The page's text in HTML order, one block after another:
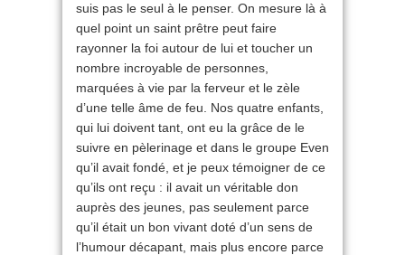
suis pas le seul à le penser. On mesure là à
quel point un saint prêtre peut faire
rayonner la foi autour de lui et toucher un
nombre incroyable de personnes,
marquées à vie par la ferveur et le zèle
d’une telle âme de feu. Nos quatre enfants,
qui lui doivent tant, ont eu la grâce de le
suivre en pèlerinage et dans le groupe Even
qu’il avait fondé, et je peux témoigner de ce
qu’ils ont reçu : il avait un véritable don
auprès des jeunes, pas seulement parce
qu’il était un bon vivant doté d’un sens de
l’humour décapant, mais plus encore parce